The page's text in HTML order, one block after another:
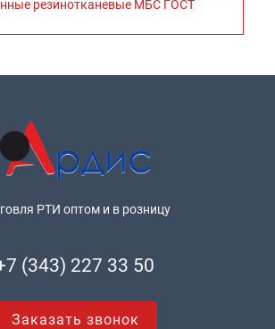
резинотканевые МБС ГОСТ
РТИ оптом и в розницу
(343) 227 33 50
Заказать звонок